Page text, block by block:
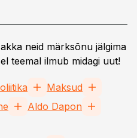
neid märksõnu jälgima
teemal ilmub midagi uut!
Maksud
Aldo Dapon